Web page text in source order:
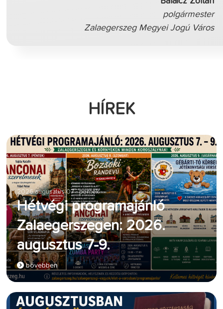
polgármester
Zalaegerszeg Megyei Jogú Város
HÍREK
2026 augusztus 07 - péntek
Hétvégi programajánló
Zalaegerszegen: 2026.
augusztus 7-9.
bővebben